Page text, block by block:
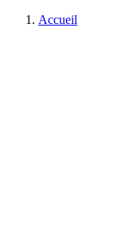
Accueil